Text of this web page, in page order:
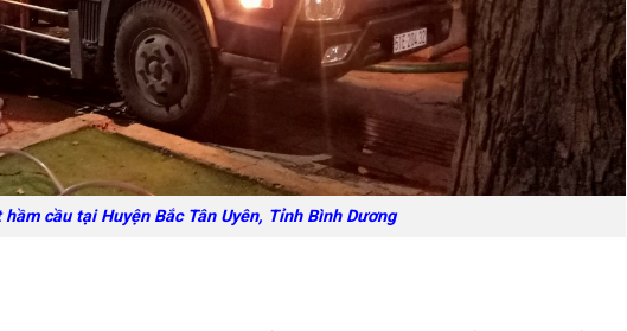
hầm cầu tại Huyện Bắc Tân Uyên, Tỉnh Bình Dương